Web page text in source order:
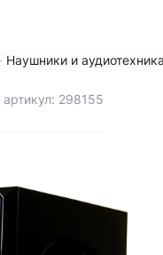
Наушники и
артикул: 298155